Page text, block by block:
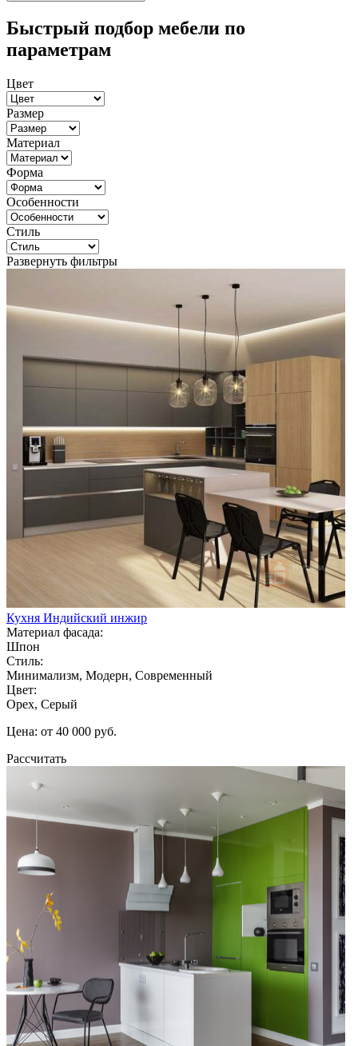
Быстрый подбор мебели по
параметрам
Цвет
Размер
Материал
Форма
Особенности
Стиль
Развернуть фильтры
Кухня Индийский инжир
Материал фасада:
Шпон
Стиль:
Минимализм, Модерн, Современный
Цвет:
Орех, Серый
Цена: от 40 000 руб.
Рассчитать